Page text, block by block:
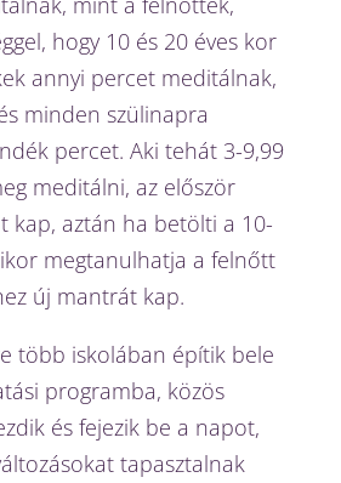
hogy 10 és 20 éves kor
annyi percet meditálnak,
minden szülinapra
percet. Aki tehát 3-9,99
meditálni, az először
kap, aztán ha betölti a 10-
megtanulhatja a felnőtt
új mantrát kap.
több iskolában építik bele
programba, közös
és fejezik be a napot,
tapasztalnak